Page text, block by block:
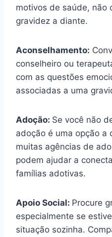
motivos de saúde, não
gravidez a diante.
Aconselhamento:
conselheiro ou
com as questões
associadas a uma
Adoção: Se você não
adoção é uma opção a
muitas agências de
podem ajudar a
famílias adotivas.
Apoio Social: Procure
especialmente se
situação sozinha.